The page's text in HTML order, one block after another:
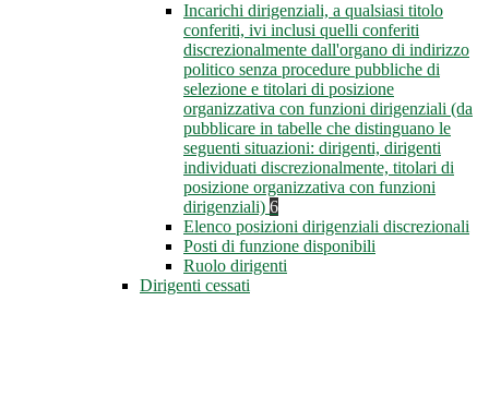
Incarichi dirigenziali, a qualsiasi titolo
conferiti, ivi inclusi quelli conferiti
discrezionalmente dall'organo di indirizzo
politico senza procedure pubbliche di
selezione e titolari di posizione
organizzativa con funzioni dirigenziali (da
pubblicare in tabelle che distinguano le
seguenti situazioni: dirigenti, dirigenti
individuati discrezionalmente, titolari di
posizione organizzativa con funzioni
dirigenziali) 6
Elenco posizioni dirigenziali discrezionali
Posti di funzione disponibili
Ruolo dirigenti
Dirigenti cessati